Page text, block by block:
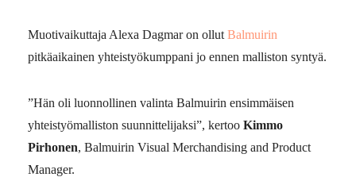
Muotivaikuttaja Alexa Dagmar on ollut Balmuirin
pitkäaikainen yhteistyökumppani jo ennen malliston syntyä.
”Hän oli luonnollinen valinta Balmuirin ensimmäisen
yhteistyömalliston suunnittelijaksi”, kertoo Kimmo
Pirhonen, Balmuirin Visual Merchandising and Product
Manager.